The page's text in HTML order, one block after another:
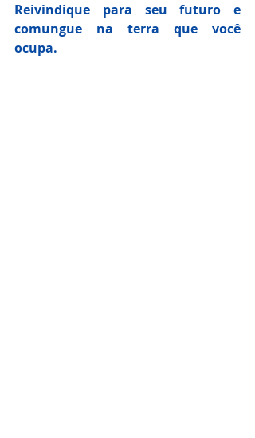
Reivindique para seu futuro e
comungue na terra que você
ocupa.